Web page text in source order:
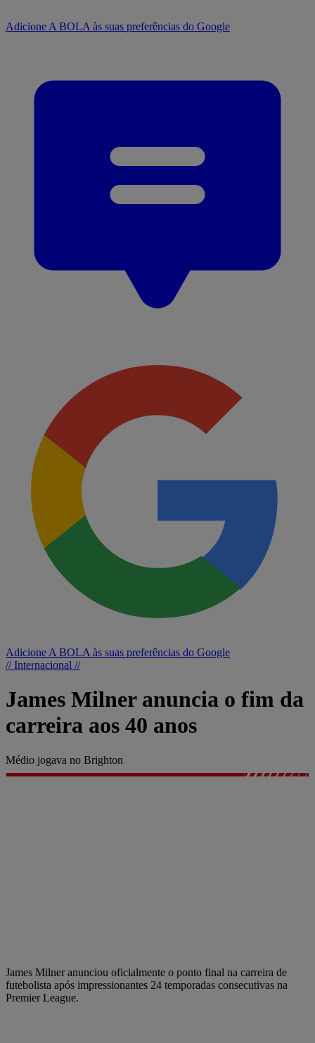
Adicione A BOLA às suas preferências do Google
Adicione A BOLA às suas preferências do Google
// Internacional //
James Milner anuncia o fim da
carreira aos 40 anos
Médio jogava no Brighton
James Milner anunciou oficialmente o ponto final na carreira de
futebolista após impressionantes 24 temporadas consecutivas na
Premier League.